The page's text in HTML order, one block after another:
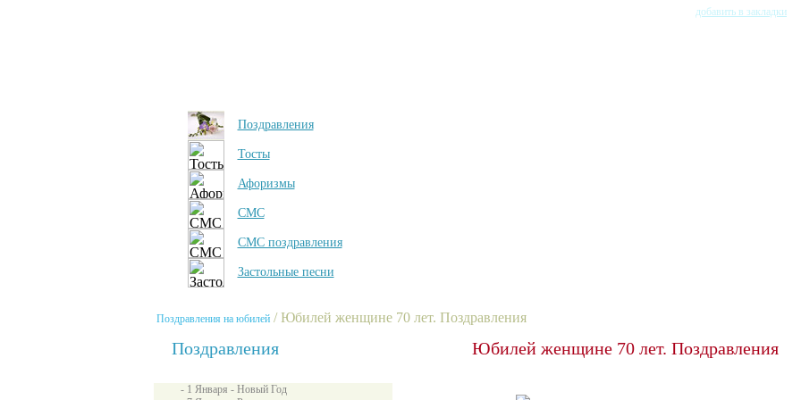
добавить в закладки
Поздравления
Тосты
Афоризмы
СМС
СМС поздравления
Застольные песни
Поздравления на юбилей / Юбилей женщине 70 лет. Поздравления
Поздравления
- 1 Января - Новый Год
Юбилей женщине 70 лет. Поздравления